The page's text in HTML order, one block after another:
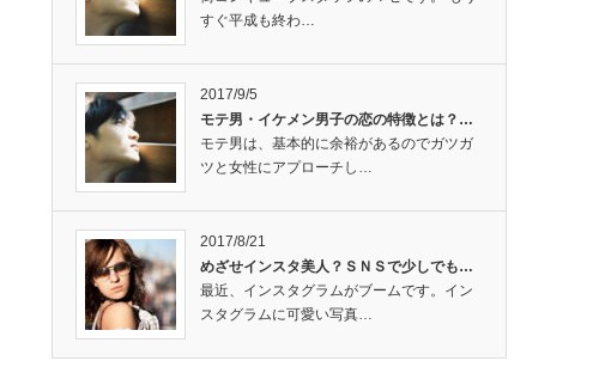
すぐ平成も終わ…
2017/9/5
モテ男・イケメン男子の恋の特徴とは？…
モテ男は、基本的に余裕があるのでガツガ
ツと女性にアプローチし…
2017/8/21
めざせインスタ美人？ＳＮＳで少しでも…
最近、インスタグラムがブームです。イン
スタグラムに可愛い写真…